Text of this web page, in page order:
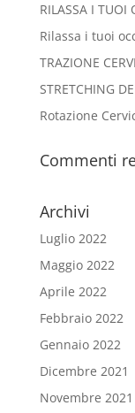
RILASSA I TUOI
Rilassa i tuoi
TRAZIONE
STRETCHING
Rotazione
Commenti
Archivi
Luglio 2022
Maggio 2022
Aprile 2022
Febbraio 2022
Gennaio 2022
Dicembre 2021
Novembre 2021